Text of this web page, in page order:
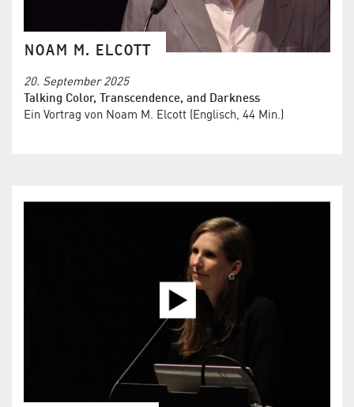
NOAM M. ELCOTT
20. September 2025
Talking Color, Transcendence, and Darkness
Ein Vortrag von Noam M. Elcott (Englisch, 44 Min.)